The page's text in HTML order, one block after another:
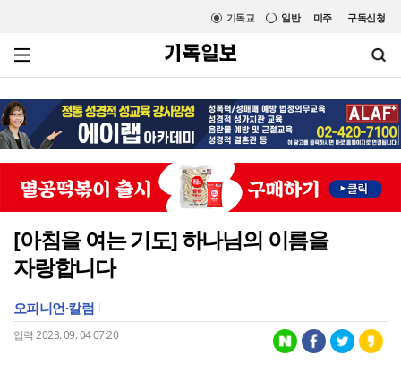
미주 구독신청
일반
기독교
[아침을 여는 기도] 하나님의 이름을
자랑합니다
오피니언·칼럼
입력 2023. 09. 04 07:20